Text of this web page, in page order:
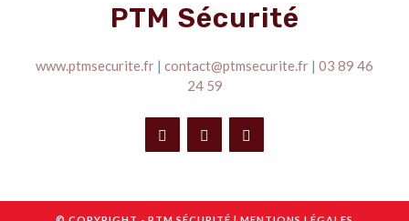
PTM Sécurité
www.ptmsecurite.fr | contact@ptmsecurite.fr | 03 89 46
24 59